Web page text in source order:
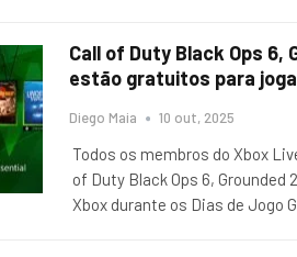
Call of Duty Black Ops 6,
estão gratuitos para
Diego Maia 10 out, 2025
Todos os membros do Xbox
of Duty Black Ops 6,
Xbox durante os Dias de Jogo